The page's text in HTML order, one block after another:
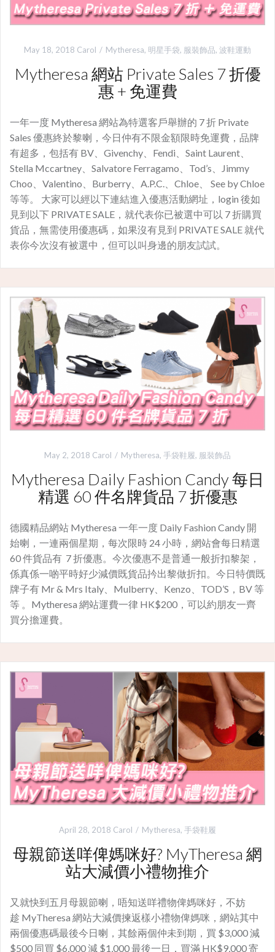
May 18, 2018 Carol Mytheresa, 明星手袋, 服裝飾品, 波鞋運動
Mytheresa 網站 Private Sales 7 折優
惠 + 免運費
一年一度 Mytheresa 網站為特選客戶舉辦的 7 折 Private
Sales 優惠終於黎喇，今日仲有不限金額限時免運費，品牌
有超多，包括有 BV、Givenchy、Fendi、Saint Laurent、
Stella Mccartney、Salvatore Ferragamo、Tod’s、Jimmy
Choo、Valentino、Burberry、A.P.C.、Chloe、 See by Chloe
等等。 大家可以經以下連結進入優惠活動網址，login 後如
見到以下 PRIVATE SALE，就代表你已被選中可以 7 折購買
貨品，無需使用優惠碼，如果沒有見到 PRIVATE SALE 就代
表你今次沒有被選中，但可以叫身邊的朋友試試。
May 2, 2018 Carol Mytheresa, 手袋鞋履, 服裝飾品
Mytheresa Daily Fashion Candy 每日
精選 60 件名牌貨品 7 折優惠
德國精品網站 Mytheresa 一年一度 Daily Fashion Candy 開
始喇，一連兩個星期，每次限時 24 小時，網站會每日精選
60 件貨品有 7 折優惠。今次優惠不是普通一般折扣黎架，
係真係一啲平時好少減價既貨品扲出黎做折扣。今日特價既
牌子有 Mr & Mrs Italy、Mulberry、Kenzo、TOD’S，BV 等
等 。Mytheresa 網站運費一律 HK$200，可以約朋友一齊
買分擔運費。
April 28, 2018 Carol Mytheresa, 手袋鞋履
母親節送咩俾媽咪好? MyTheresa 網
站大減價小禮物推介
又就快到五月母親節喇，唔知送咩禮物俾媽咪好，不妨
趁 MyTheresa 網站大減價揀返樣小禮物俾媽咪，網站其中
兩個優惠碼最後今日喇，其餘兩個仲未到期，買 $3,000 減
$500 同買 $6,000 減 $1,000 最後一日，買滿 HK$9,000 寄